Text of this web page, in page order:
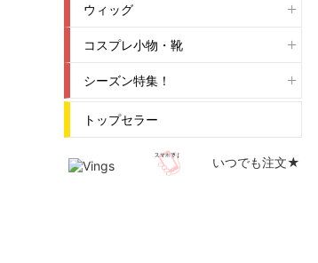
ウィッグ
コスプレ小物・靴
シーズン特集！
トップセラー
いつでも注文★